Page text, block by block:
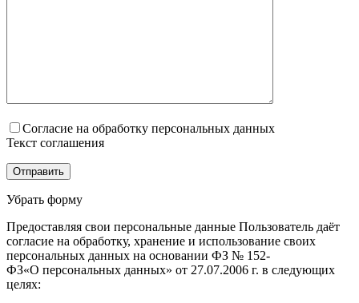
Согласие на обработку персональных данных
Текст соглашения
Убрать форму
Предоставляя свои персональные данные Пользователь даёт
согласие на обработку, хранение и использование своих
персональных данных на основании ФЗ № 152-
ФЗ«О персональных данных» от 27.07.2006 г. в следующих
целях: